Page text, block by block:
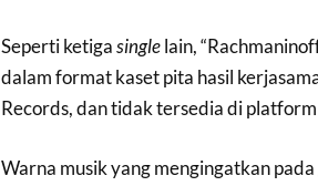
Seperti ketigasinglelain,
dalam format kaset pita hasil
Records, dan tidak tersedia di
Warna musik yang mengingatkan